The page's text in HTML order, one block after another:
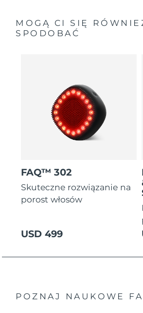
MOGĄ CI SIĘ
SPODOBAĆ
FAQ™ 302
Skuteczne rozwiązanie na
porost włosów
USD 499
POZNAJ NAUKOWE